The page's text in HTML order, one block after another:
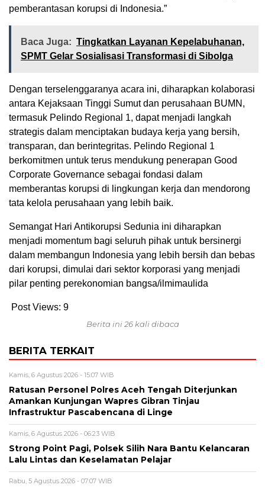
pemberantasan korupsi di Indonesia.”
Baca Juga: Tingkatkan Layanan Kepelabuhanan,
SPMT Gelar Sosialisasi Transformasi di Sibolga
Dengan terselenggaranya acara ini, diharapkan kolaborasi
antara Kejaksaan Tinggi Sumut dan perusahaan BUMN,
termasuk Pelindo Regional 1, dapat menjadi langkah
strategis dalam menciptakan budaya kerja yang bersih,
transparan, dan berintegritas. Pelindo Regional 1
berkomitmen untuk terus mendukung penerapan Good
Corporate Governance sebagai fondasi dalam
memberantas korupsi di lingkungan kerja dan mendorong
tata kelola perusahaan yang lebih baik.
Semangat Hari Antikorupsi Sedunia ini diharapkan
menjadi momentum bagi seluruh pihak untuk bersinergi
dalam membangun Indonesia yang lebih bersih dan bebas
dari korupsi, dimulai dari sektor korporasi yang menjadi
pilar penting perekonomian bangsa/ilmimaulida
Post Views: 9
Berita ini 26 kali dibaca
BERITA TERKAIT
Kamis, 6 Agustus 2026 - 15:07 WIB
Ratusan Personel Polres Aceh Tengah Diterjunkan
Amankan Kunjungan Wapres Gibran Tinjau
Infrastruktur Pascabencana di Linge
Kamis, 6 Agustus 2026 - 06:23 WIB
Strong Point Pagi, Polsek Silih Nara Bantu Kelancaran
Lalu Lintas dan Keselamatan Pelajar
Rabu, 5 Agustus 2026 - 07:07 WIB